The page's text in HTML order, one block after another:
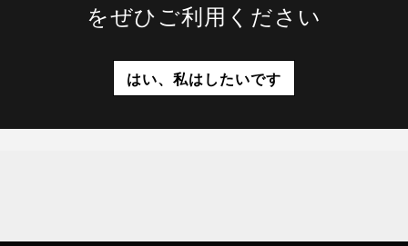
をぜひご利用ください
はい、私はしたいです